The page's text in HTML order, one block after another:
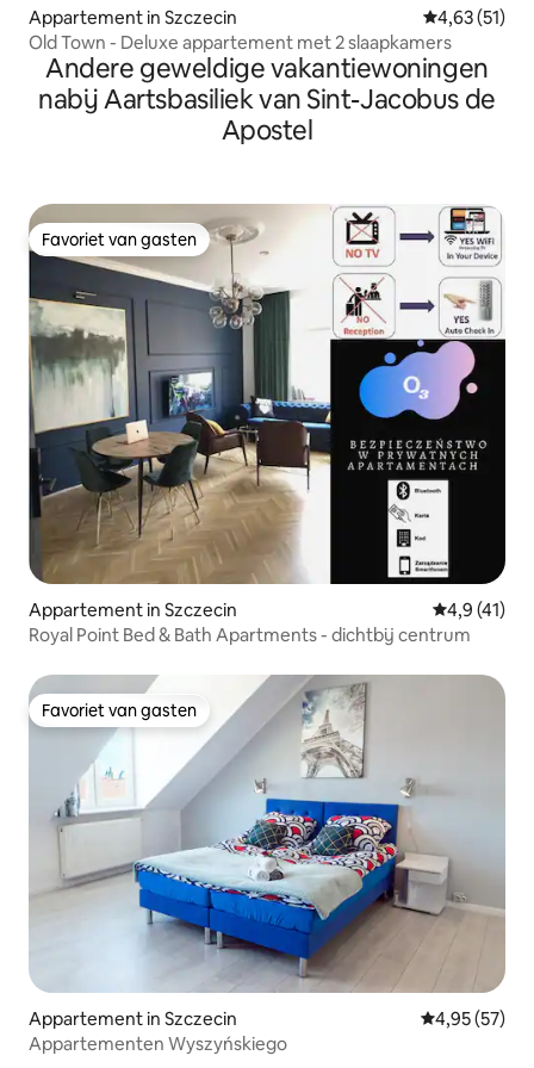
Appartement in Szczecin Gemiddelde
4,63 (51)
Old Town - Deluxe appartement met 2 slaapkamers
Andere geweldige vakantiewoningen
nabij Aartsbasiliek van Sint-Jacobus de
Apostel
Favoriet van gasten
Favoriet van gasten
Appartement in Szczecin
4,9 (41)
Royal Point Bed & Bath Apartments - dichtbij centrum
Favoriet van gasten
Favoriet van gasten
Appartement in Szczecin Gemiddelde
4,95 (57)
Appartementen Wyszyńskiego